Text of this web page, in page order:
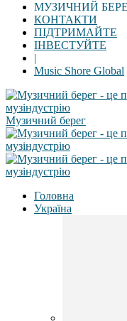
МУЗИЧНИЙ
КОНТАКТИ
ПІДТРИМАЙТЕ
ІНВЕСТУЙТЕ
|
Music Shore Global
Музичний берег
Головна
Україна